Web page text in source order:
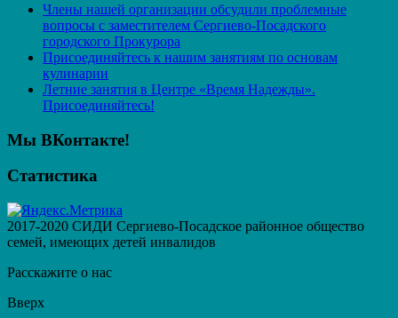
Члены нашей организации обсудили проблемные
вопросы с заместителем Сергиево-Посадского
городского Прокурора
Присоединяйтесь к нашим занятиям по основам
кулинарии
Летние занятия в Центре «Время Надежды».
Присоединяйтесь!
Мы ВКонтакте!
Статистика
2017-2020 СИДИ Сергиево-Посадское районное общество
семей, имеющих детей инвалидов
Расскажите о нас
Вверх